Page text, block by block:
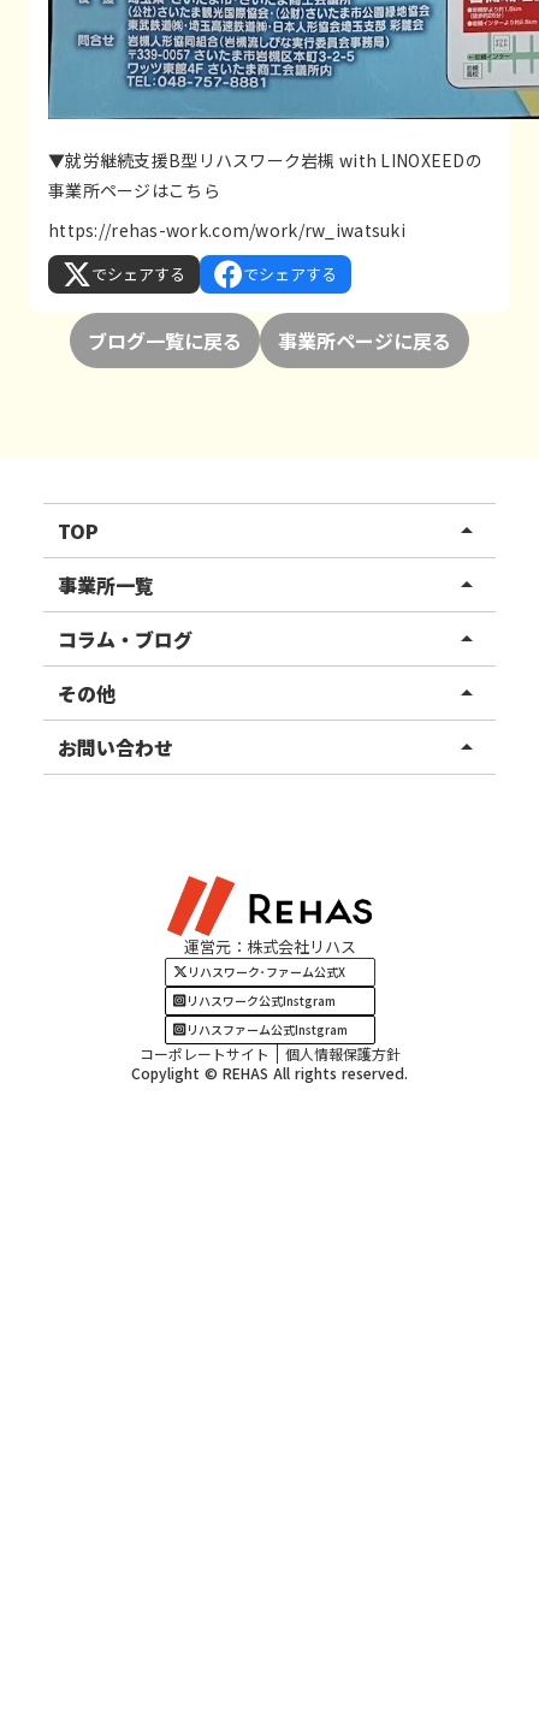
▼就労継続支援B型リハスワーク岩槻 with LINOXEEDの
事業所ページはこちら
https://rehas-work.com/work/rw_iwatsuki
でシェアする でシェアする
ブログ一覧に戻る 事業所ページに戻る
TOP arrow_drop_up
リハスワーク
リハスファーム
事業所一覧 arrow_drop_up
関東エリア
東北エリア
甲信越エリア
四国・九州エリア
コラム・ブログ arrow_drop_up
事業所ブログ
ご利用者様の声
その他 arrow_drop_up
お知らせ
お問い合わせ arrow_drop_up
運営元：株式会社リハス
リハスワーク･ファーム公式X
リハスワーク公式Instgram
リハスファーム公式Instgram
コーポレートサイト
個人情報保護方針
Copylight © REHAS All rights reserved.